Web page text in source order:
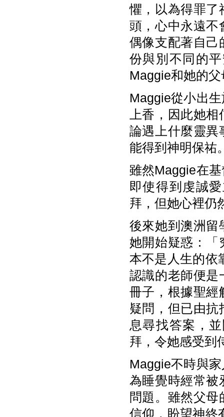
懼，以為得罪了
頭，心中永遠不
偶像支配著自己
份與別不同的
Maggie和她的
Maggie從小出
上香，因此她
論遇上什麼靈異
能得到神明保祐
雖然Maggie在
即使得到虔誠
拜，但她心裡仍
後來她到澳洲留
她開始疑惑：「
本不是人生的依
認識的老師便是
冊子，根據聖經
疑問，但已由抗
息尋找答案，
拜，令她感受到
Maggie不時與
為睡覺時經常被
問題。雖然父
信仰，盼望神終